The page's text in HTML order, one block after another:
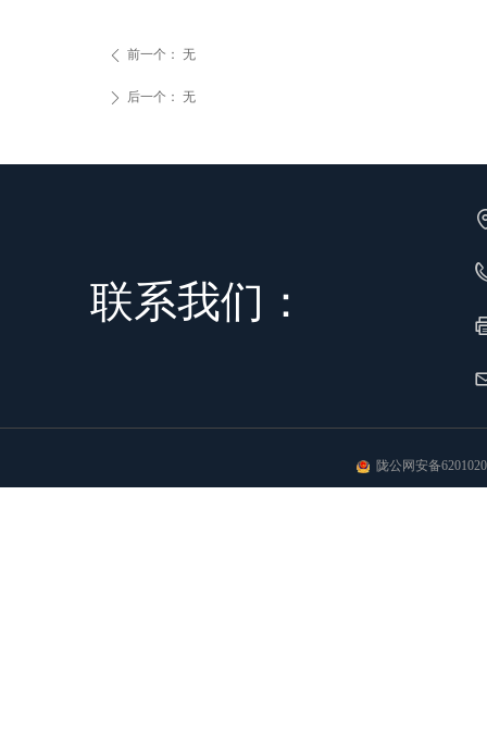
ꄴ 前一个： 无
ꄲ 后一个： 无
联系我们：
陇公网安备